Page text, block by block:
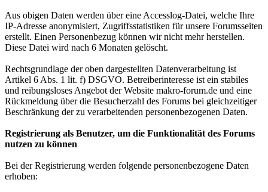
Aus obigen Daten werden über eine Accesslog-Datei, welche Ihre
IP-Adresse anonymisiert, Zugriffsstatistiken für unsere Forumsseiten
erstellt. Einen Personenbezug können wir nicht mehr herstellen.
Diese Datei wird nach 6 Monaten gelöscht.
Rechtsgrundlage der oben dargestellten Datenverarbeitung ist
Artikel 6 Abs. 1 lit. f) DSGVO. Betreiberinteresse ist ein stabiles
und reibungsloses Angebot der Website makro-forum.de und eine
Rückmeldung über die Besucherzahl des Forums bei gleichzeitiger
Beschränkung der zu verarbeitenden personenbezogenen Daten.
Registrierung als Benutzer, um die Funktionalität des Forums
nutzen zu können
Bei der Registrierung werden folgende personenbezogene Daten
erhoben: